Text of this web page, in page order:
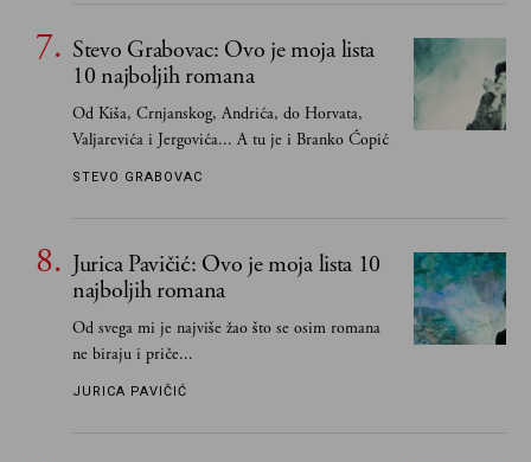
Stevo Grabovac: Ovo je moja lista
10 najboljih romana
Od Kiša, Crnjanskog, Andrića, do Horvata,
Valjarevića i Jergovića... A tu je i Branko Ćopić
STEVO GRABOVAC
Jurica Pavičić: Ovo je moja lista 10
najboljih romana
Od svega mi je najviše žao što se osim romana
ne biraju i priče...
JURICA PAVIČIĆ